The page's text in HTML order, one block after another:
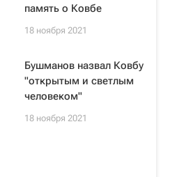
память о Ковбе
18 ноября 2021
Бушманов назвал Ковбу
"открытым и светлым
человеком"
18 ноября 2021